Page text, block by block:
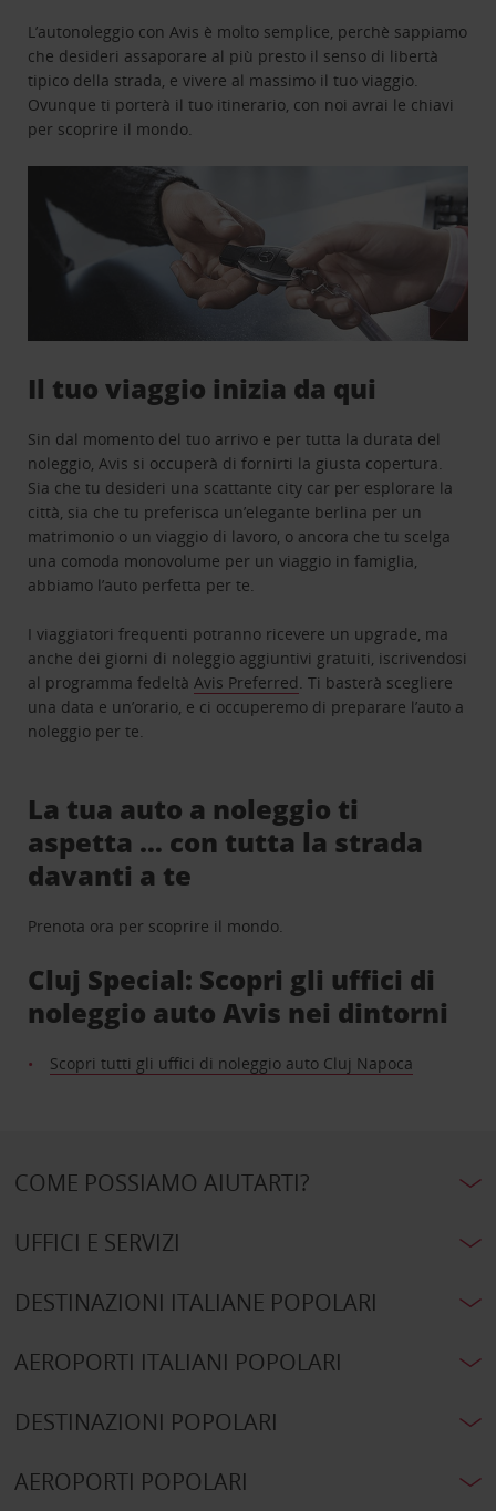
L’autonoleggio con Avis è molto semplice, perchè sappiamo
che desideri assaporare al più presto il senso di libertà
tipico della strada, e vivere al massimo il tuo viaggio.
Ovunque ti porterà il tuo itinerario, con noi avrai le chiavi
per scoprire il mondo.
Il tuo viaggio inizia da qui
Sin dal momento del tuo arrivo e per tutta la durata del
noleggio, Avis si occuperà di fornirti la giusta copertura.
Sia che tu desideri una scattante city car per esplorare la
città, sia che tu preferisca un’elegante berlina per un
matrimonio o un viaggio di lavoro, o ancora che tu scelga
una comoda monovolume per un viaggio in famiglia,
abbiamo l’auto perfetta per te.
I viaggiatori frequenti potranno ricevere un upgrade, ma
anche dei giorni di noleggio aggiuntivi gratuiti, iscrivendosi
al programma fedeltàAvis Preferred. Ti basterà scegliere
una data e un’orario, e ci occuperemo di preparare l’auto a
noleggio per te.
La tua auto a noleggio ti
aspetta … con tutta la strada
davanti a te
Prenota ora per scoprire il mondo.
Cluj Special: Scopri gli uffici di
noleggio auto Avis nei dintorni
Scopri tutti gli uffici di noleggio auto Cluj Napoca
COME POSSIAMO AIUTARTI?
UFFICI E SERVIZI
DESTINAZIONI ITALIANE POPOLARI
AEROPORTI ITALIANI POPOLARI
DESTINAZIONI POPOLARI
AEROPORTI POPOLARI